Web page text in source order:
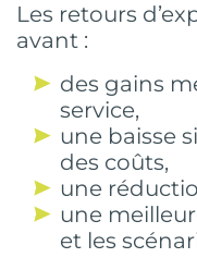
Les retours
avant :
des gains
service,
une baisse
des coûts,
une
une
et les